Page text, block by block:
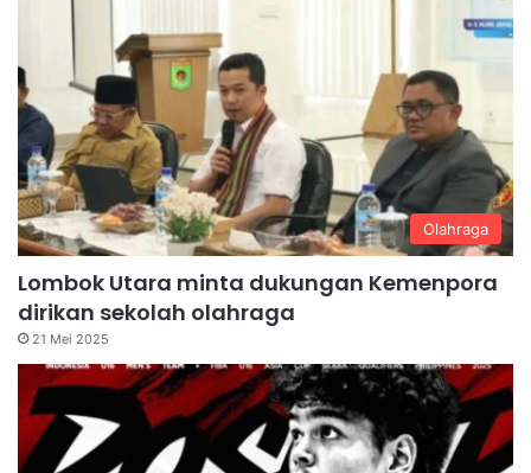
Olahraga
Lombok Utara minta dukungan Kemenpora
dirikan sekolah olahraga
21 Mei 2025